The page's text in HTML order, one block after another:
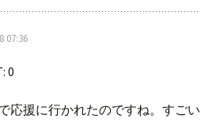
07:36
0
応援に行かれたのですね。すごい